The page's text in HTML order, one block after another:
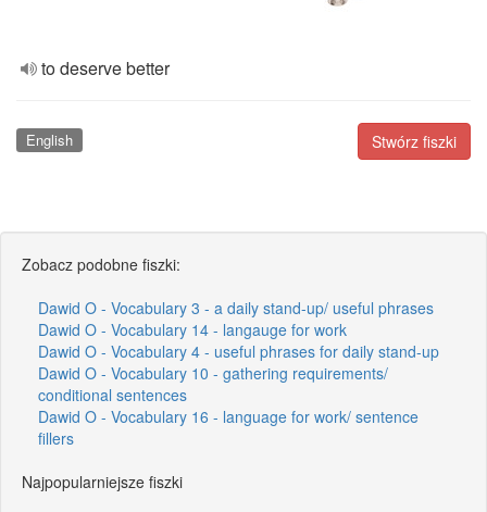
to deserve better
Stwórz fiszki
English
Zobacz podobne fiszki:
Dawid O - Vocabulary 3 - a daily stand-up/ useful phrases
Dawid O - Vocabulary 14 - langauge for work
Dawid O - Vocabulary 4 - useful phrases for daily stand-up
Dawid O - Vocabulary 10 - gathering requirements/
conditional sentences
Dawid O - Vocabulary 16 - language for work/ sentence
fillers
Najpopularniejsze fiszki